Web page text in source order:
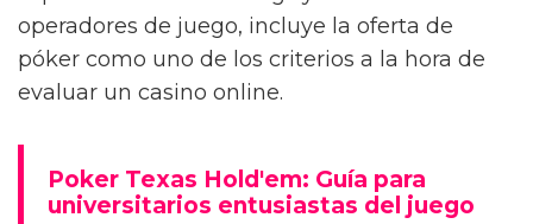
operadores de juego, incluye la oferta de
póker como uno de los criterios a la hora de
evaluar un casino online.
Poker Texas Hold'em: Guía para
universitarios entusiastas del juego